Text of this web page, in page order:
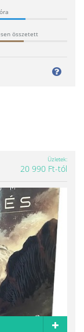
összetett
Üzletek
20 990 Ft-tól